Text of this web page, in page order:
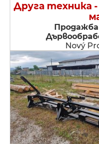
Друга техника
Продажба
Nový